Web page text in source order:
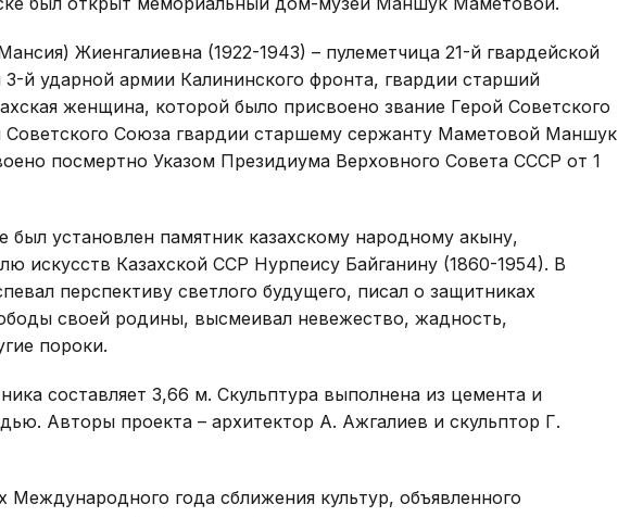
Жиенгалиевна (1922-1943) – пулеметчица 21-й гвардейской
3-й ударной армии Калининского фронта, гвардии старший
женщина, которой было присвоено звание Герой Советского
Советского Союза гвардии старшему сержанту Маметовой Маншук
посмертно Указом Президиума Верховного Совета СССР от 1
был установлен памятник казахскому народному акыну,
искусств Казахской ССР Нурпеису Байганину (1860-1954). В
перспективу светлого будущего, писал о защитниках
своей родины, высмеивал невежество, жадность,
пороки.
составляет 3,66 м. Скульптура выполнена из цемента и
Авторы проекта – архитектор А. Ажгалиев и скульптор Г.
Международного года сближения культур, объявленного